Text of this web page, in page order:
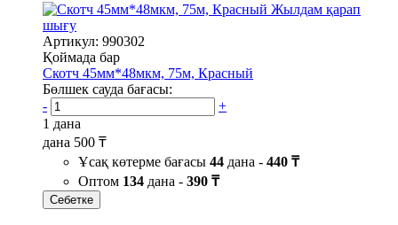
Жылдам қарап
шығу
Артикул: 990302
Қоймада бар
Скотч 45мм*48мкм, 75м, Красный
Бөлшек сауда бағасы:
-
+
1 дана
дана 500 ₸
Ұсақ көтерме бағасы 44 дана - 440 ₸
Оптом 134 дана - 390 ₸
Себетке